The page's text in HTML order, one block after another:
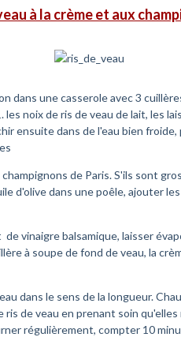
à la crème et aux
dans une casserole avec 3
les noix de ris de veau de lait, les
ensuite dans de l'eau bien
de Paris. S'ils sont
d'olive dans une poêle, ajouter
vinaigre balsamique, laisser
à soupe de fond de veau, la
dans le sens de la longueur.
ris de veau en prenant soin
régulièrement, compter 10